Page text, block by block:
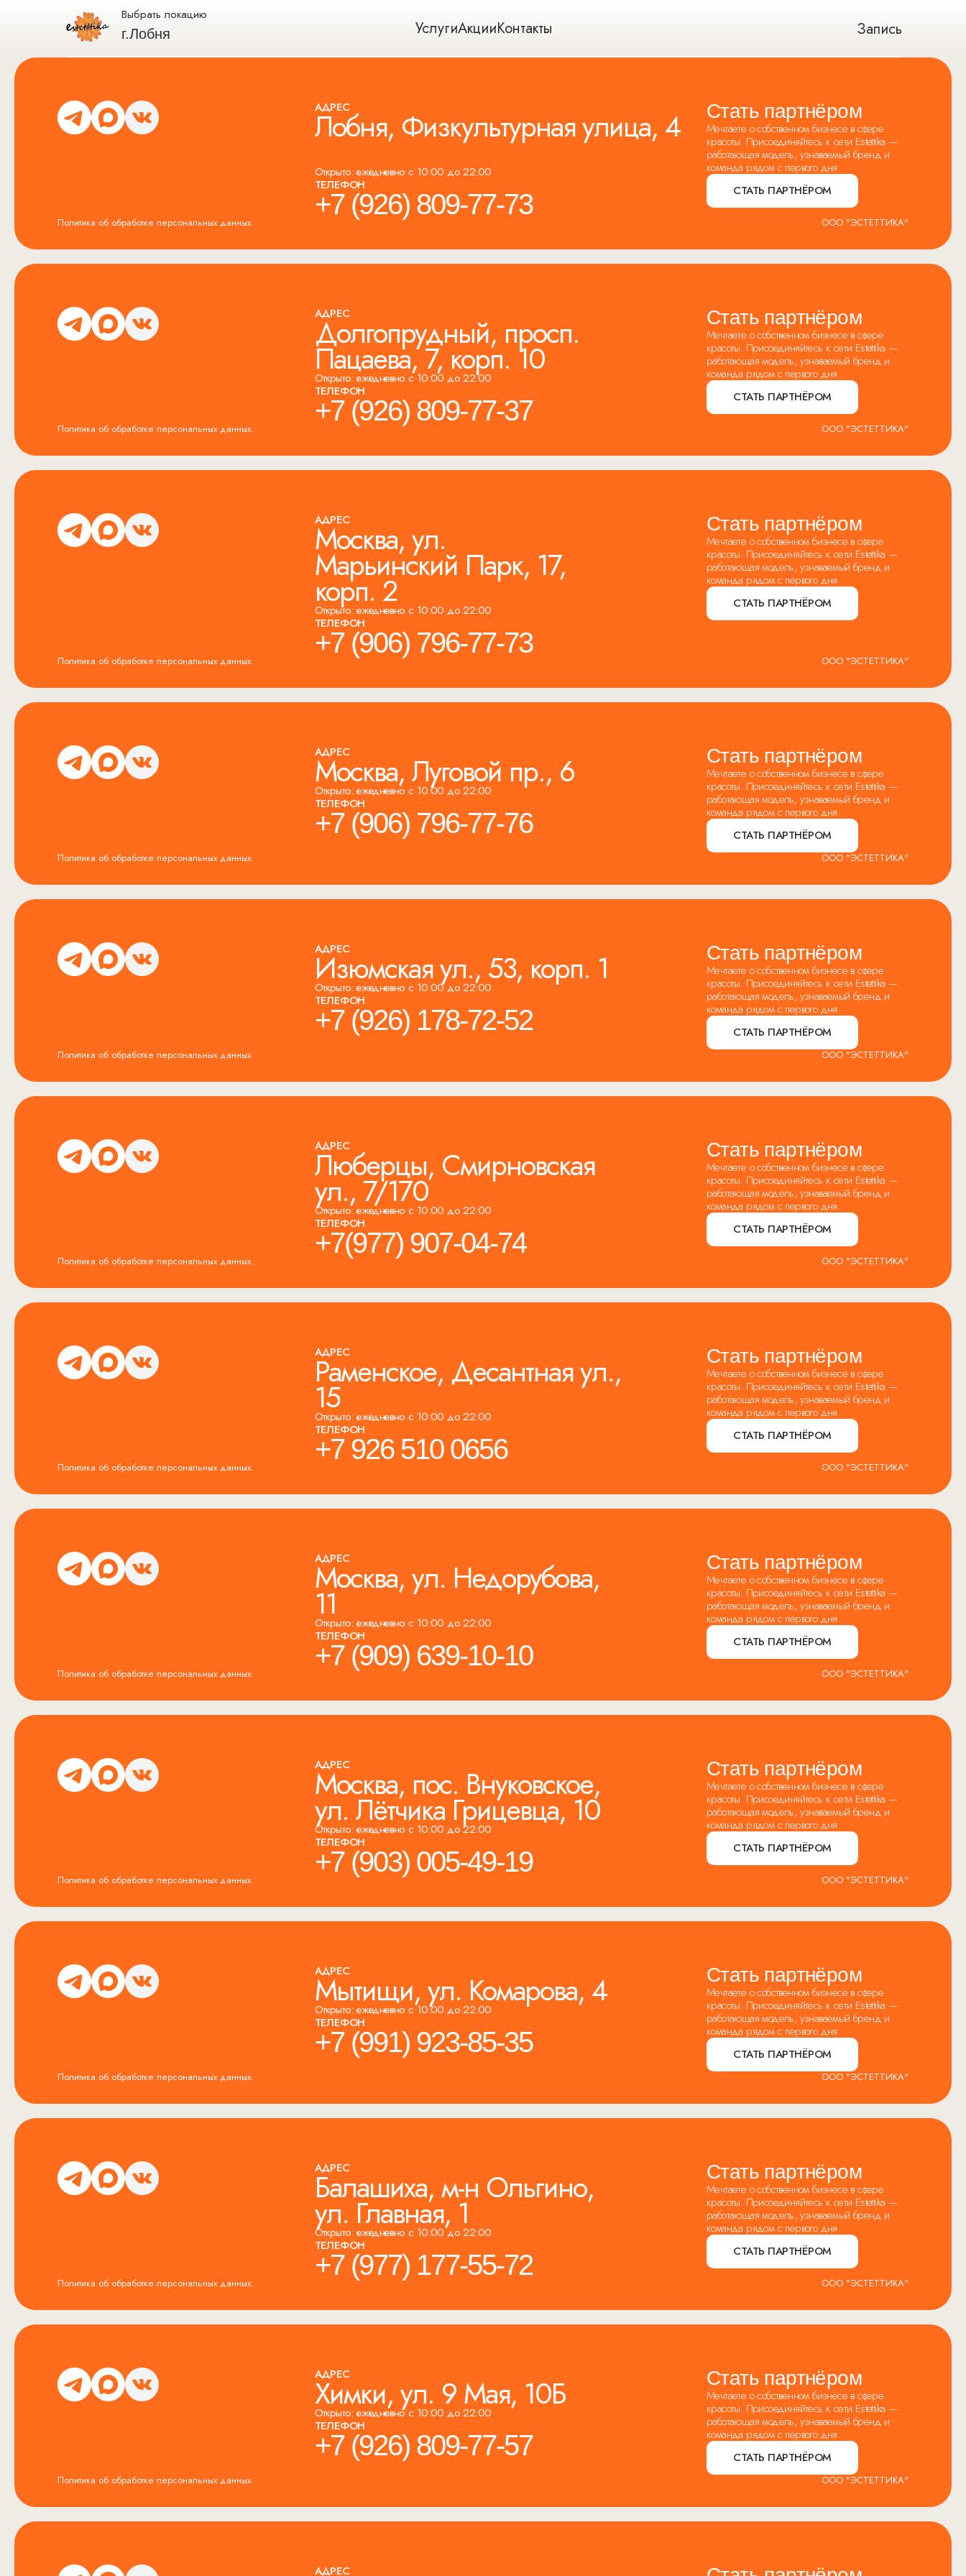
г.Лобня Запись
Выбрать локацию
УслугиАкцииКонтакты
АДРЕС
Лобня, Физкультурная улица, 4
Открыто: ежедневно с 10:00 до 22:00
ТЕЛЕФОН
+7 (926) 809-77-73
Стать партнёром
Мечтаете о собственном бизнесе в сфере
красоты. Присоединяйтесь к сети Estettika —
работающая модель, узнаваемый бренд и
команда рядом с первого дня.
СТАТЬ ПАРТНЁРОМ
Политика об обработке персональных данных. ООО "ЭСТЕТТИКА"
АДРЕС
Долгопрудный, просп.
Пацаева, 7, корп. 10
Открыто: ежедневно с 10:00 до 22:00
ТЕЛЕФОН
+7 (926) 809-77-37
Стать партнёром
Мечтаете о собственном бизнесе в сфере
красоты. Присоединяйтесь к сети Estettika —
работающая модель, узнаваемый бренд и
команда рядом с первого дня.
СТАТЬ ПАРТНЁРОМ
Политика об обработке персональных данных. ООО "ЭСТЕТТИКА"
АДРЕС
Москва, ул.
Марьинский Парк, 17,
корп. 2
Открыто: ежедневно с 10:00 до 22:00
ТЕЛЕФОН
+7 (906) 796-77-73
Стать партнёром
Мечтаете о собственном бизнесе в сфере
красоты. Присоединяйтесь к сети Estettika —
работающая модель, узнаваемый бренд и
команда рядом с первого дня.
СТАТЬ ПАРТНЁРОМ
Политика об обработке персональных данных. ООО "ЭСТЕТТИКА"
АДРЕС
Москва, Луговой пр., 6
Открыто: ежедневно с 10:00 до 22:00
ТЕЛЕФОН
+7 (906) 796-77-76
Стать партнёром
Мечтаете о собственном бизнесе в сфере
красоты. Присоединяйтесь к сети Estettika —
работающая модель, узнаваемый бренд и
команда рядом с первого дня.
СТАТЬ ПАРТНЁРОМ
Политика об обработке персональных данных. ООО "ЭСТЕТТИКА"
АДРЕС
Изюмская ул., 53, корп. 1
Открыто: ежедневно с 10:00 до 22:00
ТЕЛЕФОН
+7 (926) 178-72-52
Стать партнёром
Мечтаете о собственном бизнесе в сфере
красоты. Присоединяйтесь к сети Estettika —
работающая модель, узнаваемый бренд и
команда рядом с первого дня.
СТАТЬ ПАРТНЁРОМ
Политика об обработке персональных данных. ООО "ЭСТЕТТИКА"
АДРЕС
Люберцы, Смирновская
ул., 7/170
Открыто: ежедневно с 10:00 до 22:00
ТЕЛЕФОН
+7(977) 907-04-74
Стать партнёром
Мечтаете о собственном бизнесе в сфере
красоты. Присоединяйтесь к сети Estettika —
работающая модель, узнаваемый бренд и
команда рядом с первого дня.
СТАТЬ ПАРТНЁРОМ
Политика об обработке персональных данных. ООО "ЭСТЕТТИКА"
АДРЕС
Раменское, Десантная ул.,
15
Открыто: ежедневно с 10:00 до 22:00
ТЕЛЕФОН
+7 926 510 0656
Стать партнёром
Мечтаете о собственном бизнесе в сфере
красоты. Присоединяйтесь к сети Estettika —
работающая модель, узнаваемый бренд и
команда рядом с первого дня.
СТАТЬ ПАРТНЁРОМ
Политика об обработке персональных данных. ООО "ЭСТЕТТИКА"
АДРЕС
Москва, ул. Недорубова,
11
Открыто: ежедневно с 10:00 до 22:00
ТЕЛЕФОН
+7 (909) 639-10-10
Стать партнёром
Мечтаете о собственном бизнесе в сфере
красоты. Присоединяйтесь к сети Estettika —
работающая модель, узнаваемый бренд и
команда рядом с первого дня.
СТАТЬ ПАРТНЁРОМ
Политика об обработке персональных данных. ООО "ЭСТЕТТИКА"
АДРЕС
Москва, пос. Внуковское,
ул. Лётчика Грицевца, 10
Открыто: ежедневно с 10:00 до 22:00
ТЕЛЕФОН
+7 (903) 005-49-19
Стать партнёром
Мечтаете о собственном бизнесе в сфере
красоты. Присоединяйтесь к сети Estettika —
работающая модель, узнаваемый бренд и
команда рядом с первого дня.
СТАТЬ ПАРТНЁРОМ
Политика об обработке персональных данных. ООО "ЭСТЕТТИКА"
АДРЕС
Мытищи, ул. Комарова, 4
Открыто: ежедневно с 10:00 до 22:00
ТЕЛЕФОН
+7 (991) 923-85-35
Стать партнёром
Мечтаете о собственном бизнесе в сфере
красоты. Присоединяйтесь к сети Estettika —
работающая модель, узнаваемый бренд и
команда рядом с первого дня.
СТАТЬ ПАРТНЁРОМ
Политика об обработке персональных данных. ООО "ЭСТЕТТИКА"
АДРЕС
Балашиха, м-н Ольгино,
ул. Главная, 1
Открыто: ежедневно с 10:00 до 22:00
ТЕЛЕФОН
+7 (977) 177-55-72
Стать партнёром
Мечтаете о собственном бизнесе в сфере
красоты. Присоединяйтесь к сети Estettika —
работающая модель, узнаваемый бренд и
команда рядом с первого дня.
СТАТЬ ПАРТНЁРОМ
Политика об обработке персональных данных. ООО "ЭСТЕТТИКА"
АДРЕС
Химки, ул. 9 Мая, 10Б
Открыто: ежедневно с 10:00 до 22:00
ТЕЛЕФОН
+7 (926) 809-77-57
Стать партнёром
Мечтаете о собственном бизнесе в сфере
красоты. Присоединяйтесь к сети Estettika —
работающая модель, узнаваемый бренд и
команда рядом с первого дня.
СТАТЬ ПАРТНЁРОМ
Политика об обработке персональных данных. ООО "ЭСТЕТТИКА"
АДРЕС